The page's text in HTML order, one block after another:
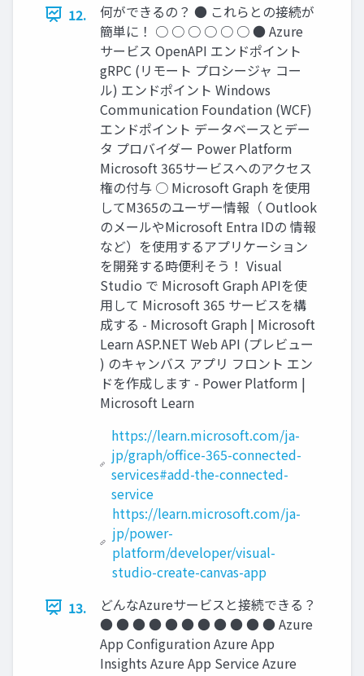
12.
何ができるの？ ● これらとの接続が
簡単に！ ○ ○ ○ ○ ○ ○ ● Azure
サービス OpenAPI エンドポイント
gRPC (リモート プロシージャ コー
ル) エンドポイント Windows
Communication Foundation (WCF)
エンドポイント データベースとデー
タ プロバイダー Power Platform
Microsoft 365サービスへのアクセス
権の付与 ○ Microsoft Graph を使用
してM365のユーザー情報（ Outlook
のメールやMicrosoft Entra IDの 情報
など）を使用するアプリケーション
を開発する時便利そう！ Visual
Studio で Microsoft Graph APIを使
用して Microsoft 365 サービスを構
成する - Microsoft Graph | Microsoft
Learn ASP.NET Web API (プレビュー
) のキャンバス アプリ フロント エン
ドを作成します - Power Platform |
Microsoft Learn
https://learn.microsoft.com/ja-
jp/graph/office-365-connected-
services#add-the-connected-
service
https://learn.microsoft.com/ja-
jp/power-
platform/developer/visual-
studio-create-canvas-app
13.
どんなAzureサービスと接続できる？
● ● ● ● ● ● ● ● ● ● ● Azure
App Conﬁguration Azure App
Insights Azure App Service Azure